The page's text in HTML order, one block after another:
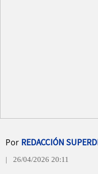
Por REDACCIÓN
| 26/04/2026 20:11